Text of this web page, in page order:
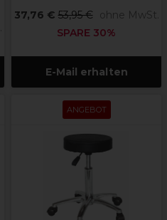
37,76 € 53,95 €
ohne MwSt.
SPARE 30%
E-Mail erhalten
ANGEBOT